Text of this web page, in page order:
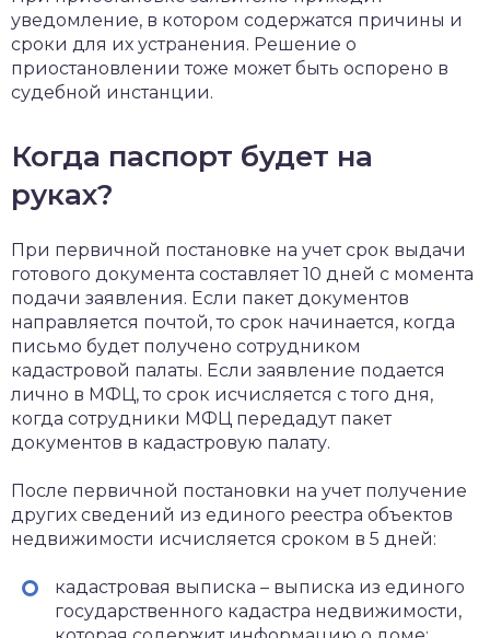
уведомление, в котором содержатся причины и
сроки для их устранения. Решение о
приостановлении тоже может быть оспорено в
судебной инстанции.
Когда паспорт будет на
руках?
При первичной постановке на учет срок выдачи
готового документа составляет 10 дней с момента
подачи заявления. Если пакет документов
направляется почтой, то срок начинается, когда
письмо будет получено сотрудником
кадастровой палаты. Если заявление подается
лично в МФЦ, то срок исчисляется с того дня,
когда сотрудники МФЦ передадут пакет
документов в кадастровую палату.
После первичной постановки на учет получение
других сведений из единого реестра объектов
недвижимости исчисляется сроком в 5 дней:
кадастровая выписка – выписка из единого
государственного кадастра недвижимости,